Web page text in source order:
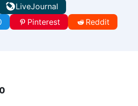
LiveJournal
Pinterest
Reddit